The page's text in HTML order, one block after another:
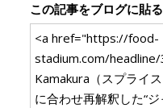
この記事をブログに貼る
<a href="https://food-
stadium.com/
Kamakura（スプライ
に合わせ再解釈した“